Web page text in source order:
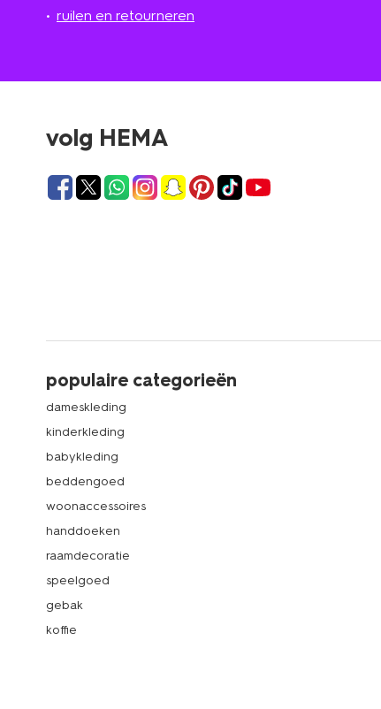
ruilen en retourneren
volg HEMA
populaire categorieën
dameskleding
kinderkleding
babykleding
beddengoed
woonaccessoires
handdoeken
raamdecoratie
speelgoed
gebak
koffie